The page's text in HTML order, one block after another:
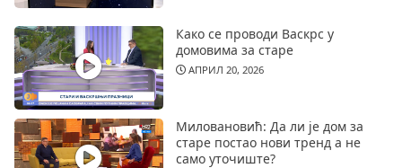
Како се проводи Васкрс у
домовима за старе
АПРИЛ 20, 2026
Миловановић: Да ли је дом за
старе постао нови тренд а не
само уточиште?